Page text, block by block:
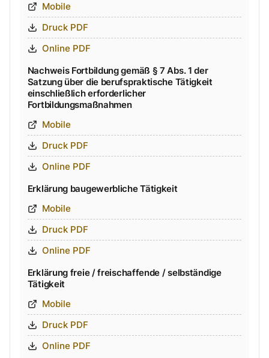
Mobile
Druck PDF
Online PDF
Nachweis Fortbildung gemäß § 7 Abs. 1 der
Satzung über die berufspraktische Tätigkeit
einschließlich erforderlicher
Fortbildungsmaßnahmen
Mobile
Druck PDF
Online PDF
Erklärung baugewerbliche Tätigkeit
Mobile
Druck PDF
Online PDF
Erklärung freie / freischaffende / selbständige
Tätigkeit
Mobile
Druck PDF
Online PDF